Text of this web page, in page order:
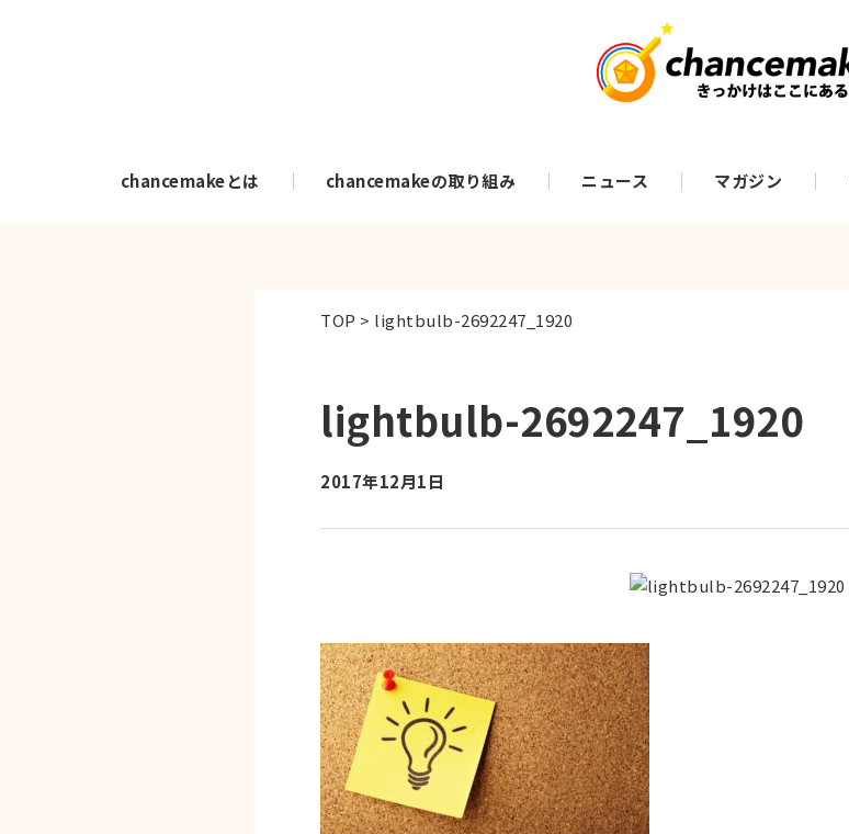
chancemakeとは chancemakeの取り組み ニュース マガジン
TOP > lightbulb-2692247_1920
lightbulb-2692247_1920
2017年12月1日